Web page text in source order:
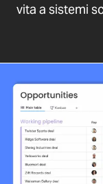
vita a sistemi